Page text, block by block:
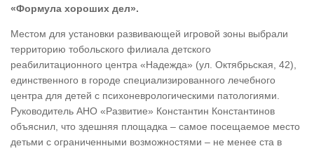
«Формула хороших дел».
Местом для установки развивающей игровой зоны выбрали
территорию тобольского филиала детского
реабилитационного центра «Надежда» (ул. Октябрьская, 42),
единственного в городе специализированного лечебного
центра для детей с психоневрологическими патологиями.
Руководитель АНО «Развитие» Константин Константинов
объяснил, что здешняя площадка – самое посещаемое место
детьми с ограниченными возможностями – не менее ста в